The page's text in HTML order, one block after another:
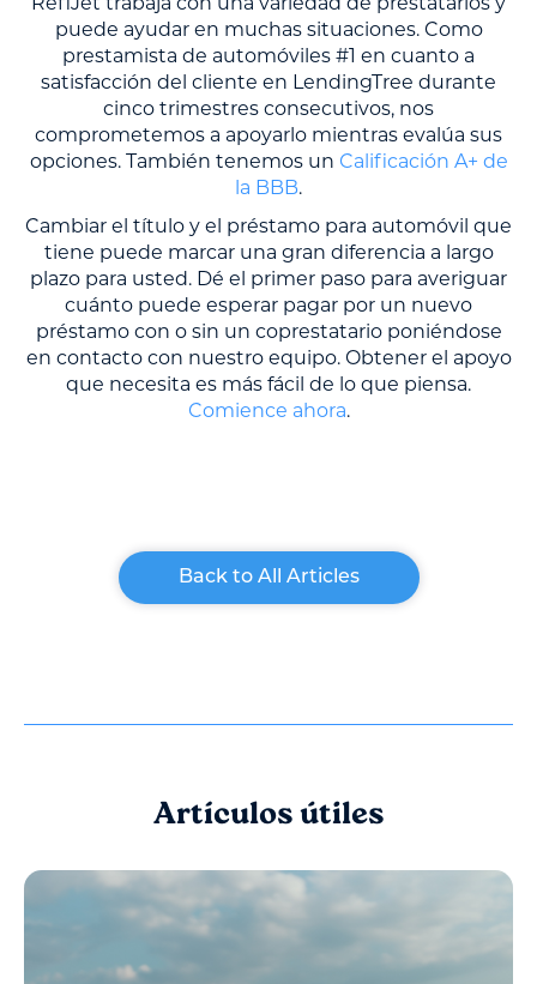
puede ayudar en muchas situaciones. Como
prestamista de automóviles #1 en cuanto a
satisfacción del cliente en LendingTree durante
cinco trimestres consecutivos, nos
comprometemos a apoyarlo mientras evalúa sus
opciones. También tenemos un Calificación A+ de
la BBB.
Cambiar el título y el préstamo para automóvil que
tiene puede marcar una gran diferencia a largo
plazo para usted. Dé el primer paso para averiguar
cuánto puede esperar pagar por un nuevo
préstamo con o sin un coprestatario poniéndose
en contacto con nuestro equipo. Obtener el apoyo
que necesita es más fácil de lo que piensa.
Comience ahora.
Back to All Articles
Artículos útiles